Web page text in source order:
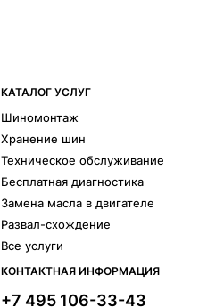
КАТАЛОГ УСЛУГ
Шиномонтаж
Хранение шин
Техническое обслуживание
Бесплатная диагностика
Замена масла в двигателе
Развал-схождение
Все услуги
КОНТАКТНАЯ ИНФОРМАЦИЯ
+7 495 106-33-43